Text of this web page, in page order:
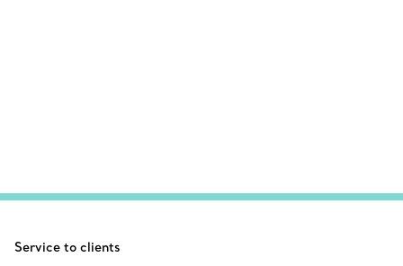
Service to clients